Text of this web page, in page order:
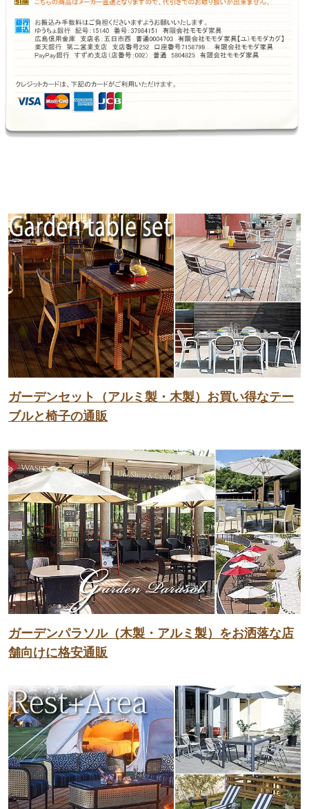
ガーデンセット（アルミ製・木製）お買い得なテー
ブルと椅子の通販
ガーデンパラソル（木製・アルミ製）をお洒落な店
舗向けに格安通販